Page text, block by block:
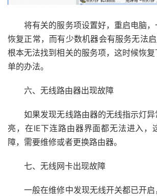
将有关的服务项设置好，重启电脑，
恢复正常，而有少数机器会有服务无法
根本无法找到相关的服务项，这时候恢
单的办法。
六、无线路由器出现故障
如果发现无线路由器的无线指示灯异
亮，在IE下连路由器界面都无法进入，
障，需要维修或者更换路由器。
七、无线网卡出现故障
一般在维修中发现无线开关都已开启